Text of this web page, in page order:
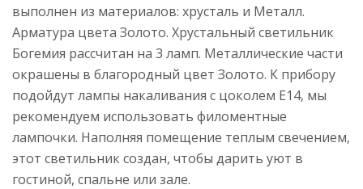
выполнен из материалов: хрусталь и Металл.
Арматура цвета Золото. Хрустальный светильник
Богемия рассчитан на 3 ламп. Металлические части
окрашены в благородный цвет Золото. К прибору
подойдут лампы накаливания с цоколем E14, мы
рекомендуем использовать филоментные
лампочки. Наполняя помещение теплым свечением,
этот светильник создан, чтобы дарить уют в
гостиной, спальне или зале.